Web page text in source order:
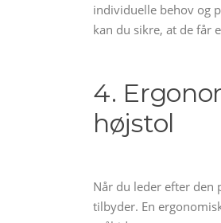
individuelle behov og
kan du sikre, at de får
4.
højstol
Når du leder efter den
tilbyder. En